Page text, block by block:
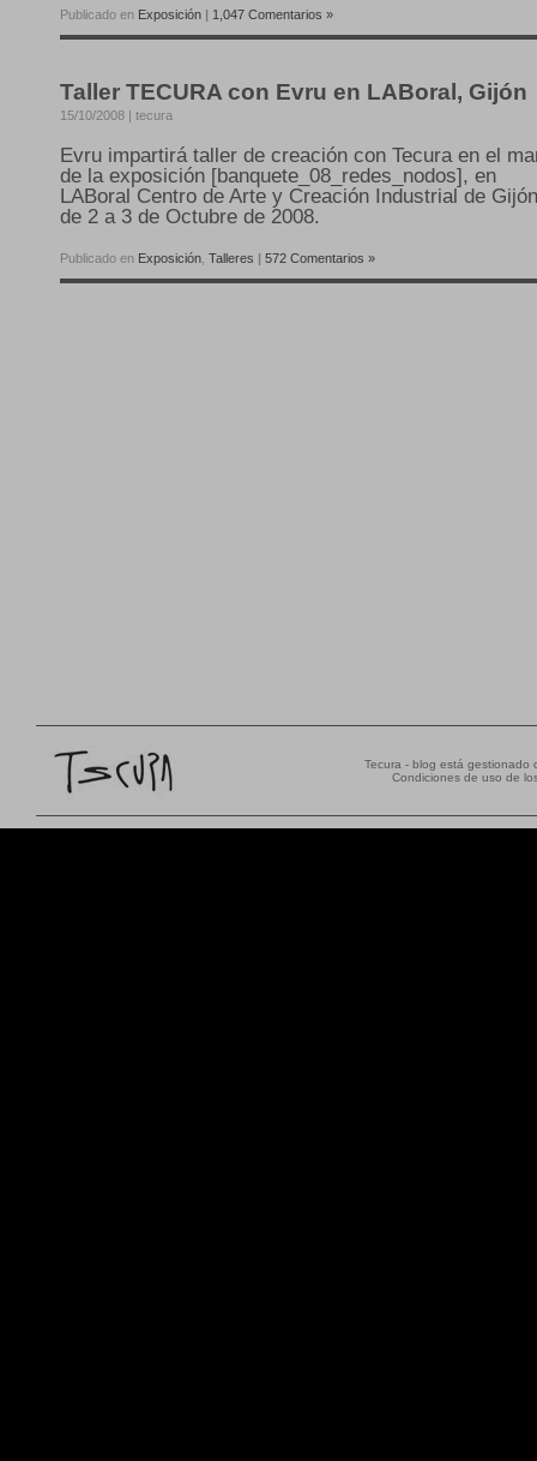
Publicado en Exposición | 1,047 Comentarios »
Taller TECURA con Evru en LABoral, Gijón
15/10/2008 | tecura
Evru impartirá taller de creación con Tecura en el
de la exposición [banquete_08_redes_nodos], en
LABoral Centro de Arte y Creación Industrial de
de 2 a 3 de Octubre de 2008.
Publicado en Exposición Talleres | 572 Comentarios »
Tecura - blog está gestionado
Condiciones de uso de